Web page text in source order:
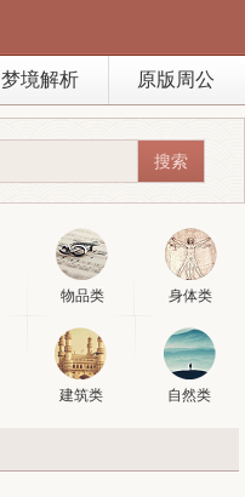
梦境解析 原版周公
物品类 身体类
建筑类 自然类